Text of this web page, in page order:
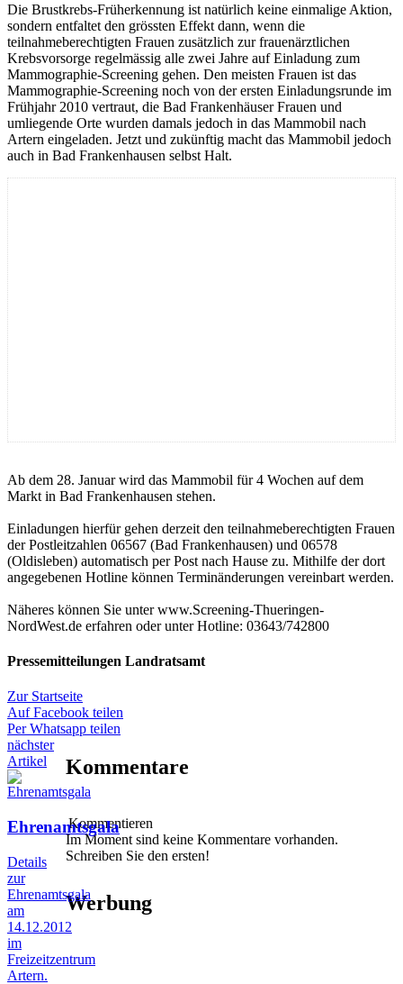
Die Brustkrebs-Früherkennung ist natürlich keine einmalige Aktion,
sondern entfaltet den grössten Effekt dann, wenn die
teilnahmeberechtigten Frauen zusätzlich zur frauenärztlichen
Krebsvorsorge regelmässig alle zwei Jahre auf Einladung zum
Mammographie-Screening gehen. Den meisten Frauen ist das
Mammographie-Screening noch von der ersten Einladungsrunde im
Frühjahr 2010 vertraut, die Bad Frankenhäuser Frauen und
umliegende Orte wurden damals jedoch in das Mammobil nach
Artern eingeladen. Jetzt und zukünftig macht das Mammobil jedoch
auch in Bad Frankenhausen selbst Halt.
Ab dem 28. Januar wird das Mammobil für 4 Wochen auf dem
Markt in Bad Frankenhausen stehen.
Einladungen hierfür gehen derzeit den teilnahmeberechtigten Frauen
der Postleitzahlen 06567 (Bad Frankenhausen) und 06578
(Oldisleben) automatisch per Post nach Hause zu. Mithilfe der dort
angegebenen Hotline können Terminänderungen vereinbart werden.
Näheres können Sie unter www.Screening-Thueringen-
NordWest.de erfahren oder unter Hotline: 03643/742800
Pressemitteilungen Landratsamt
Zur Startseite
Auf Facebook teilen
Per Whatsapp teilen
nächster
Artikel
Ehrenamtsgala
Details
zur
Ehrenamtsgala
am
14.12.2012
im
Freizeitzentrum
Artern.
Kommentare
Kommentieren
Im Moment sind keine Kommentare vorhanden.
Schreiben Sie den ersten!
Werbung